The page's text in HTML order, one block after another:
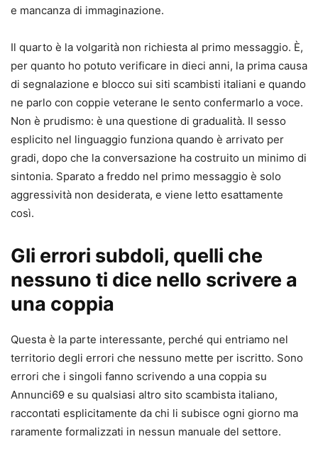
e mancanza di immaginazione.
Il quarto è la volgarità non richiesta al primo messaggio. È,
per quanto ho potuto verificare in dieci anni, la prima causa
di segnalazione e blocco sui siti scambisti italiani e quando
ne parlo con coppie veterane le sento confermarlo a voce.
Non è prudismo: è una questione di gradualità. Il sesso
esplicito nel linguaggio funziona quando è arrivato per
gradi, dopo che la conversazione ha costruito un minimo di
sintonia. Sparato a freddo nel primo messaggio è solo
aggressività non desiderata, e viene letto esattamente
così.
Gli errori subdoli, quelli che
nessuno ti dice nello scrivere a
una coppia
Questa è la parte interessante, perché qui entriamo nel
territorio degli errori che nessuno mette per iscritto. Sono
errori che i singoli fanno scrivendo a una coppia su
Annunci69 e su qualsiasi altro sito scambista italiano,
raccontati esplicitamente da chi li subisce ogni giorno ma
raramente formalizzati in nessun manuale del settore.